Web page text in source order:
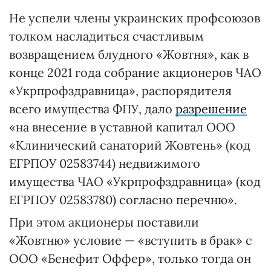
Не успели члены украинских профсоюзов
толком насладиться счастливым
возвращением блудного «Жовтня», как в
конце 2021 года собрание акционеров ЧАО
«Укрпрофздравница», распорядителя
всего имущества ФПУ, дало разрешение
«на внесение в уставной капитал ООО
«Клинический санаторий Жовтень» (код
ЕГРПОУ 02583744) недвижимого
имущества ЧАО «Укрпрофздравница» (код
ЕГРПОУ 02583780) согласно перечню».
При этом акционеры поставили
«Жовтню» условие — «вступить в брак» с
ООО «Бенефит Оффер», только тогда он